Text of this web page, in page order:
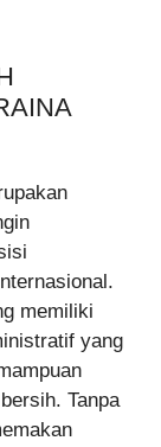
memiliki
yang
Tanpa